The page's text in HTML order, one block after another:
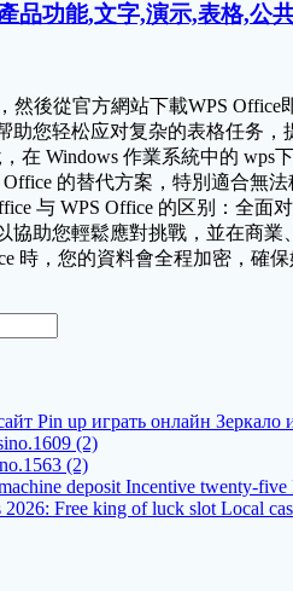
品功能,文字,演示,表格,公
然後從官方網站下載WPS
助您轻松应对复杂的表格任务
在 Windows 作業系統中的 wps
的替代方案，特別適合無
与 WPS Office 的区别：全面
協助您輕鬆應對挑戰，並在商
時，您的資料會全程加密，確
Pin up играть онлайн Зеркало
(2)
(2)
deposit Incentive twenty-five
Free king of luck slot Local